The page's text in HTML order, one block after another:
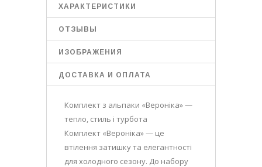
ХАРАКТЕРИСТИКИ
ОТЗЫВЫ
ИЗОБРАЖЕНИЯ
ДОСТАВКА И ОПЛАТА
Комплект з альпаки «Вероніка» —
тепло, стиль і турбота
Комплект «Вероніка» — це
втілення затишку та елегантності
для холодного сезону. До набору